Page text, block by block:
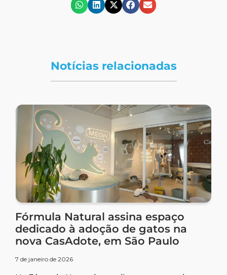
Notícias relacionadas
Fórmula Natural assina espaço
dedicado à adoção de gatos na
nova CasAdote, em São Paulo
7 de janeiro de 2026